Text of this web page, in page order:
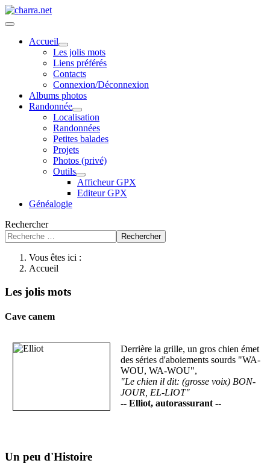
Accueil
Les jolis mots
Liens préférés
Contacts
Connexion/Déconnexion
Albums photos
Randonnée
Localisation
Randonnées
Petites balades
Projets
Photos (privé)
Outils
Afficheur GPX
Editeur GPX
Généalogie
Rechercher
Rechercher
Vous êtes ici :
Accueil
Les jolis mots
Cave canem
Derrière la grille, un gros chien émet
des séries d'aboiements sourds "WA-
WOU, WA-WOU",
"Le chien il dit: (grosse voix) BON-
JOUR, EL-LIOT"
-- Elliot, autorassurant --
Un peu d'Histoire